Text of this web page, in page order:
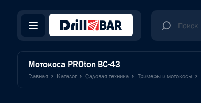
Мотокоса PROton BC-43
Главная Каталог Садовая техника Тримеры и мотокосы